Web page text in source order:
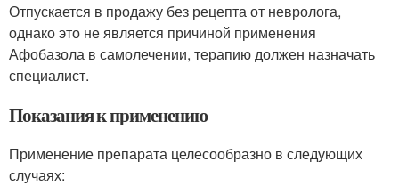
Отпускается в продажу без рецепта от невролога,
однако это не является причиной применения
Афобазола в самолечении, терапию должен назначать
специалист.
Показания к применению
Применение препарата целесообразно в следующих
случаях: